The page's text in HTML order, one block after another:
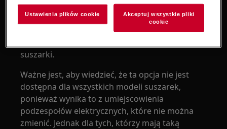
kierunku otwierania drzwi suszarki pozwala na
ustawienie suszarki na prawo od pralki, co
ułatwia przenoszenie mokrych ubrań bez
suszarki.
Ważne jest, aby wiedzieć, że ta opcja nie jest
dostępna dla wszystkich modeli suszarek,
ponieważ wynika to z umiejscowienia
podzespołów elektrycznych, które nie można
zmienić. Jednak dla tych, którzy mają taką
Ustawienia plików cookie
Akceptuj wszystkie pliki
cookie